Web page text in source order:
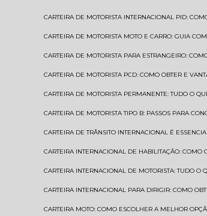
CARTEIRA DE MOTORISTA INTERNACIONAL PID:
CARTEIRA DE MOTORISTA MOTO E CARRO: GUIA
CARTEIRA DE MOTORISTA PARA ESTRANGEIRO:
CARTEIRA DE MOTORISTA PCD: COMO OBTER E
CARTEIRA DE MOTORISTA PERMANENTE: TUDO O
CARTEIRA DE MOTORISTA TIPO B: PASSOS PARA
CARTEIRA DE TRÂNSITO INTERNACIONAL É
CARTEIRA INTERNACIONAL DE HABILITAÇÃO:
CARTEIRA INTERNACIONAL DE MOTORISTA: TUDO O
CARTEIRA INTERNACIONAL PARA DIRIGIR: COMO
CARTEIRA MOTO: COMO ESCOLHER A MELHOR